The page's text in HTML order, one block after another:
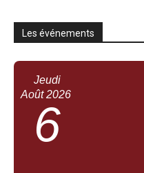
Les événements
Jeudi
Août 2026
6